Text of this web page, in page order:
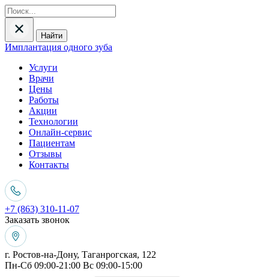
Найти
Имплантация одного зуба
Услуги
Врачи
Цены
Работы
Акции
Технологии
Онлайн-сервис
Пациентам
Отзывы
Контакты
+7 (863) 310-11-07
Заказать звонок
г. Ростов-на-Дону, Таганрогская, 122
Пн-Сб 09:00-21:00 Вс 09:00-15:00